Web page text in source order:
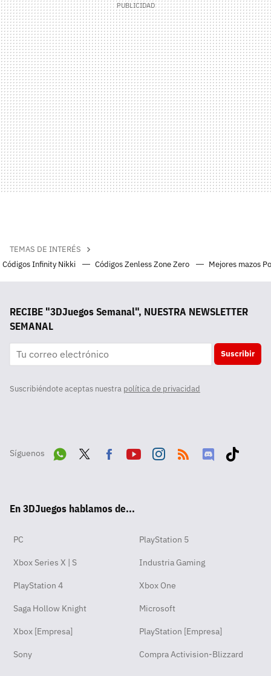
TEMAS DE INTERÉS
Códigos Infinity Nikki
Códigos Zenless Zone Zero Mejores mazos
RECIBE "3DJuegos Semanal", NUESTRA NEWSLETTER
SEMANAL
Suscribir
Suscribiéndote aceptas nuestra política de privacidad
Síguenos
pp
ok
En 3DJuegos hablamos de...
PC PlayStation 5
Xbox Series X | S Industria Gaming
PlayStation 4 Xbox One
Saga Hollow Knight Microsoft
Xbox [Empresa] PlayStation [Empresa]
Sony Compra Activision-Blizzard